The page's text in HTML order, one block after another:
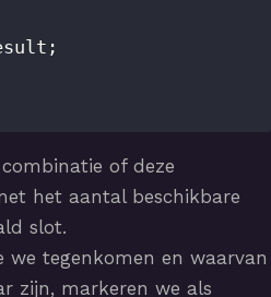
;
of deze
het aantal beschikbare
slot.
we tegenkomen en waarvan
zijn, markeren we als